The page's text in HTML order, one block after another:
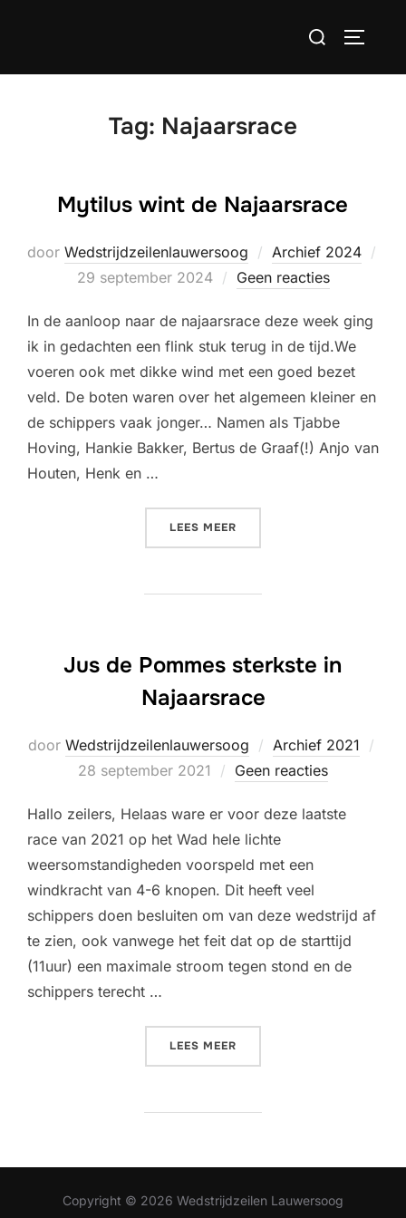
Zoek
Tag: Najaarsrace
Mytilus wint de Najaarsrace
door Wedstrijdzeilenlauwersoog
Archief 2024
Geplaatst
29 september 2024 Geen reacties
In de aanloop naar de najaarsrace deze week ging
ik in gedachten een flink stuk terug in de tijd.We
voeren ook met dikke wind met een goed bezet
veld. De boten waren over het algemeen kleiner en
de schippers vaak jonger… Namen als Tjabbe
Hoving, Hankie Bakker, Bertus de Graaf(!) Anjo van
Houten, Henk en …
LEES MEER
Jus de Pommes sterkste in
Najaarsrace
door Wedstrijdzeilenlauwersoog
Archief 2021
Geplaatst
28 september 2021 Geen reacties
Hallo zeilers, Helaas ware er voor deze laatste
race van 2021 op het Wad hele lichte
weersomstandigheden voorspeld met een
windkracht van 4-6 knopen. Dit heeft veel
schippers doen besluiten om van deze wedstrijd af
te zien, ook vanwege het feit dat op de starttijd
(11uur) een maximale stroom tegen stond en de
schippers terecht …
LEES MEER
Copyright © 2026 Wedstrijdzeilen Lauwersoog